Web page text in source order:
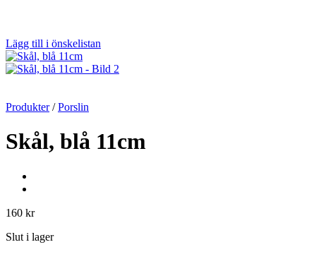
Lägg till i önskelistan
Produkter / Porslin
Skål, blå 11cm
160 kr
Slut i lager